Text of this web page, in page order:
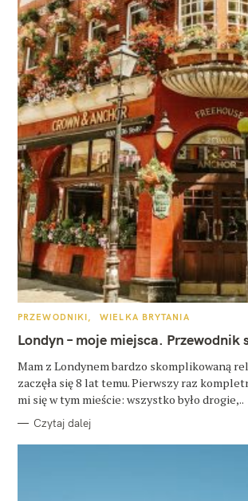
K
T
E
O
R
I
PRZEWODNIKI WIELKA BRYTANIA
Londyn – moje miejsca. Przewodnik
Mam z Londynem bardzo skomplikowaną
zaczęła się 8 lat temu. Pierwszy raz
mi się w tym mieście: wszystko było drogie,..
Czytaj dalej